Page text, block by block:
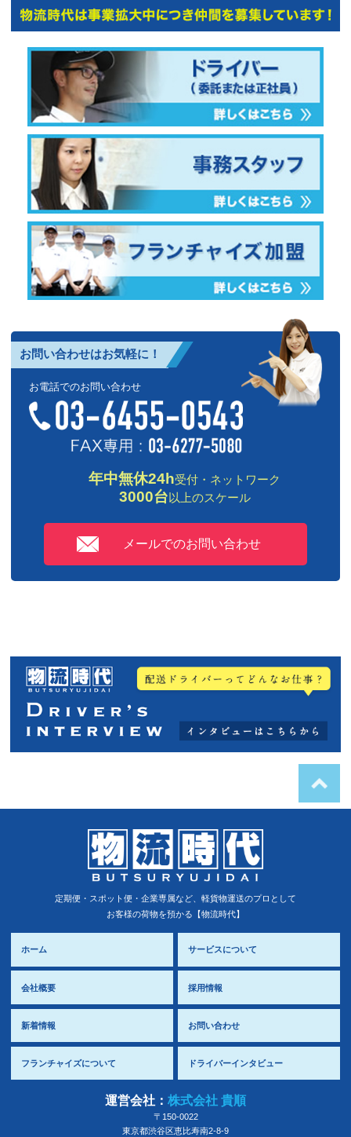
お問い合わせはお気軽に！
お電話でのお問い合わせ
年中無休24h受付・ネットワーク
3000台以上のスケール
メールでのお問い合わせ
定期便・スポット便・企業専属など、軽貨物運送のプロとして
お客様の荷物を預かる【物流時代】
ホーム サービスについて
会社概要 採用情報
新着情報 お問い合わせ
フランチャイズについて ドライバーインタビュー
運営会社： 株式会社 貴順
〒150-0022
東京都渋谷区恵比寿南2-8-9